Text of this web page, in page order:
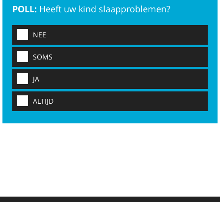
POLL: Heeft uw kind slaapproblemen?
NEE
SOMS
JA
ALTIJD